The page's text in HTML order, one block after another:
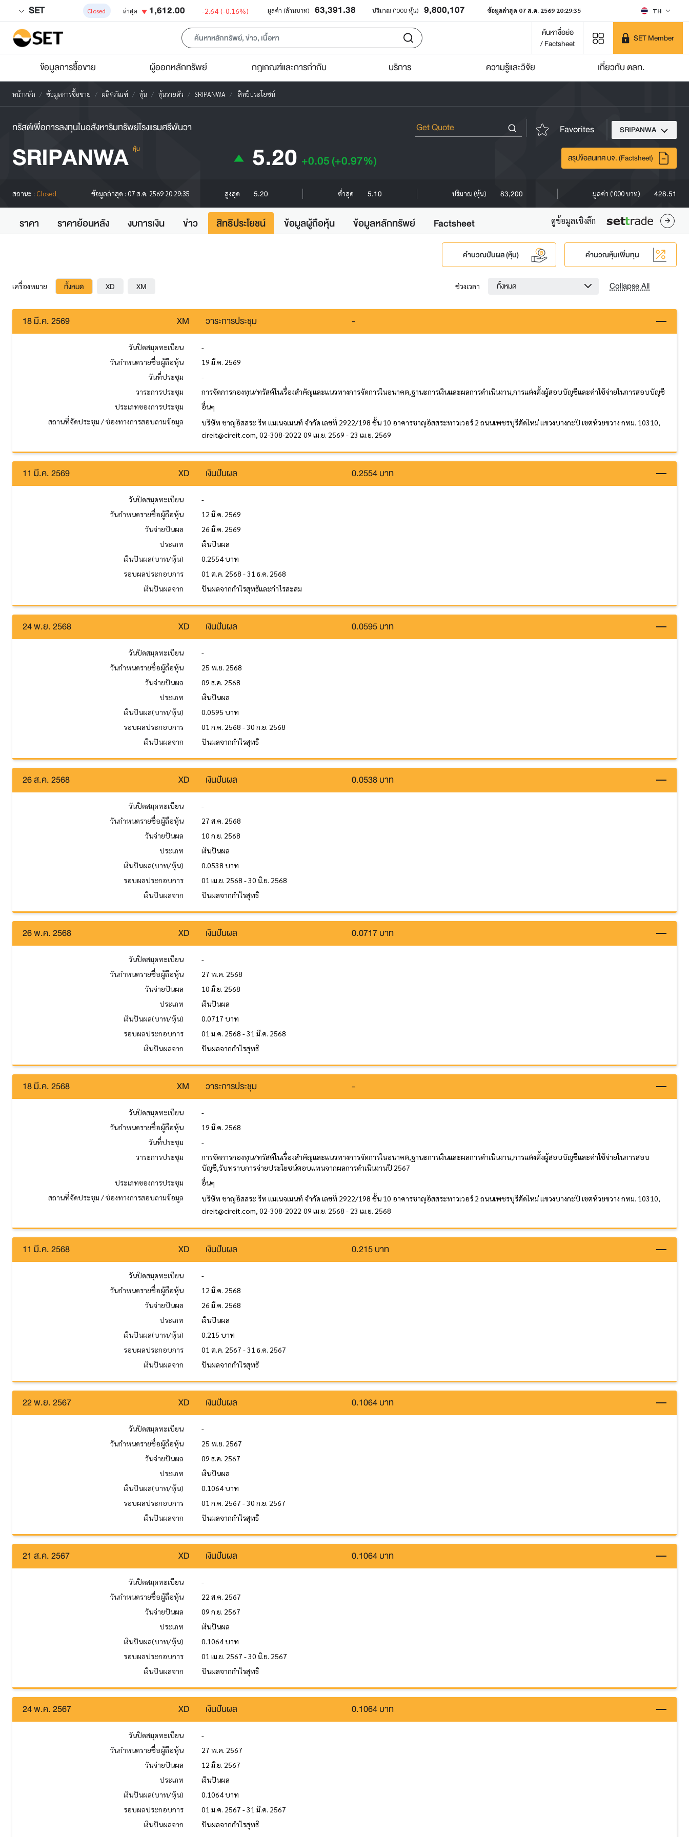
SET Closed ล่าสุด 1,612.00 -2.64 (-0.16%) มูลค่า (ล้านบาท) 63,391.38 ปริมาณ ('000 หุ้น) 9,800,107 ข้อมูลล่าสุด 07 ส.ค. 2569 20:29:35 TH
ค้นหาชื่อย่อ
/ Factsheet
SET Member
ข้อมูลการซื้อขาย ผู้ออกหลักทรัพย์ กฎเกณฑ์และการกำกับ บริการ ความรู้และวิจัย เกี่ยวกับ ตลท.
หน้าหลัก ข้อมูลการซื้อขาย ผลิตภัณฑ์ หุ้น หุ้นรายตัว SRIPANWA สิทธิประโยชน์
ทรัสต์เพื่อการลงทุนในอสังหาริมทรัพย์โรงแรมศรีพันวา Favorites SRIPANWA
SRIPANWA หุ้น 5.20 +0.05(+0.97%) สรุปข้อสนเทศ บจ. (Factsheet)
สถานะ : Closed ข้อมูลล่าสุด : 07 ส.ค. 2569 20:29:35 สูงสุด 5.20 ต่ำสุด 5.10 ปริมาณ (หุ้น) 83,200 มูลค่า ('000 บาท) 428.51
ราคา ราคาย้อนหลัง งบการเงิน ข่าว สิทธิประโยชน์ ข้อมูลผู้ถือหุ้น ข้อมูลหลักทรัพย์ Factsheet ดูข้อมูลเชิงลึก
คำนวณปันผล (หุ้น) คำนวณหุ้นเพิ่มทุน
เครื่องหมาย ทั้งหมด XD XM ช่วงเวลา ทั้งหมด Collapse All
18 มี.ค. 2569 XM วาระการประชุม -
วันปิดสมุดทะเบียน
-
วันกำหนดรายชื่อผู้ถือหุ้น
19 มี.ค. 2569
วันที่ประชุม
-
วาระการประชุม
การจัดการกองทุน/ทรัสต์ในเรื่องสำคัญและแนวทางการจัดการในอนาคต,ฐานะการเงินและผลการดำเนินงาน,การแต่งตั้งผู้สอบบัญชีและค่าใช้จ่ายในการสอบบัญชี
ประเภทของการประชุม
อื่นๆ
สถานที่จัดประชุม / ช่องทางการสอบถามข้อมูล
บริษัท ชาญอิสสระ รีท แมเนจเมนท์ จำกัด เลขที่ 2922/198 ชั้น 10 อาคารชาญอิสสระทาวเวอร์ 2 ถนนเพชรบุรีตัดใหม่ แขวงบางกะปิ เขตห้วยขวาง กทม. 10310,
cireit@cireit.com, 02-308-2022 09 เม.ย. 2569 - 23 เม.ย. 2569
11 มี.ค. 2569 XD เงินปันผล 0.2554 บาท
วันปิดสมุดทะเบียน
-
วันกำหนดรายชื่อผู้ถือหุ้น
12 มี.ค. 2569
วันจ่ายปันผล
26 มี.ค. 2569
ประเภท
เงินปันผล
เงินปันผล(บาท/หุ้น)
0.2554 บาท
รอบผลประกอบการ
01 ต.ค. 2568 - 31 ธ.ค. 2568
เงินปันผลจาก
ปันผลจากกำไรสุทธิและกำไรสะสม
24 พ.ย. 2568 XD เงินปันผล 0.0595 บาท
วันปิดสมุดทะเบียน
-
วันกำหนดรายชื่อผู้ถือหุ้น
25 พ.ย. 2568
วันจ่ายปันผล
09 ธ.ค. 2568
ประเภท
เงินปันผล
เงินปันผล(บาท/หุ้น)
0.0595 บาท
รอบผลประกอบการ
01 ก.ค. 2568 - 30 ก.ย. 2568
เงินปันผลจาก
ปันผลจากกำไรสุทธิ
26 ส.ค. 2568 XD เงินปันผล 0.0538 บาท
วันปิดสมุดทะเบียน
-
วันกำหนดรายชื่อผู้ถือหุ้น
27 ส.ค. 2568
วันจ่ายปันผล
10 ก.ย. 2568
ประเภท
เงินปันผล
เงินปันผล(บาท/หุ้น)
0.0538 บาท
รอบผลประกอบการ
01 เม.ย. 2568 - 30 มิ.ย. 2568
เงินปันผลจาก
ปันผลจากกำไรสุทธิ
26 พ.ค. 2568 XD เงินปันผล 0.0717 บาท
วันปิดสมุดทะเบียน
-
วันกำหนดรายชื่อผู้ถือหุ้น
27 พ.ค. 2568
วันจ่ายปันผล
10 มิ.ย. 2568
ประเภท
เงินปันผล
เงินปันผล(บาท/หุ้น)
0.0717 บาท
รอบผลประกอบการ
01 ม.ค. 2568 - 31 มี.ค. 2568
เงินปันผลจาก
ปันผลจากกำไรสุทธิ
18 มี.ค. 2568 XM วาระการประชุม -
วันปิดสมุดทะเบียน
-
วันกำหนดรายชื่อผู้ถือหุ้น
19 มี.ค. 2568
วันที่ประชุม
-
วาระการประชุม
การจัดการกองทุน/ทรัสต์ในเรื่องสำคัญและแนวทางการจัดการในอนาคต,ฐานะการเงินและผลการดำเนินงาน,การแต่งตั้งผู้สอบบัญชีและค่าใช้จ่ายในการสอบ
บัญชี,รับทราบการจ่ายประโยชน์ตอบแทนจากผลการดำเนินงานปี 2567
ประเภทของการประชุม
อื่นๆ
สถานที่จัดประชุม / ช่องทางการสอบถามข้อมูล
บริษัท ชาญอิสสระ รีท แมเนจเมนท์ จำกัด เลขที่ 2922/198 ชั้น 10 อาคารชาญอิสสระทาวเวอร์ 2 ถนนเพชรบุรีตัดใหม่ แขวงบางกะปิ เขตห้วยขวาง กทม. 10310,
cireit@cireit.com, 02-308-2022 09 เม.ย. 2568 - 23 เม.ย. 2568
11 มี.ค. 2568 XD เงินปันผล 0.215 บาท
วันปิดสมุดทะเบียน
-
วันกำหนดรายชื่อผู้ถือหุ้น
12 มี.ค. 2568
วันจ่ายปันผล
26 มี.ค. 2568
ประเภท
เงินปันผล
เงินปันผล(บาท/หุ้น)
0.215 บาท
รอบผลประกอบการ
01 ต.ค. 2567 - 31 ธ.ค. 2567
เงินปันผลจาก
ปันผลจากกำไรสุทธิ
22 พ.ย. 2567 XD เงินปันผล 0.1064 บาท
วันปิดสมุดทะเบียน
-
วันกำหนดรายชื่อผู้ถือหุ้น
25 พ.ย. 2567
วันจ่ายปันผล
09 ธ.ค. 2567
ประเภท
เงินปันผล
เงินปันผล(บาท/หุ้น)
0.1064 บาท
รอบผลประกอบการ
01 ก.ค. 2567 - 30 ก.ย. 2567
เงินปันผลจาก
ปันผลจากกำไรสุทธิ
21 ส.ค. 2567 XD เงินปันผล 0.1064 บาท
วันปิดสมุดทะเบียน
-
วันกำหนดรายชื่อผู้ถือหุ้น
22 ส.ค. 2567
วันจ่ายปันผล
09 ก.ย. 2567
ประเภท
เงินปันผล
เงินปันผล(บาท/หุ้น)
0.1064 บาท
รอบผลประกอบการ
01 เม.ย. 2567 - 30 มิ.ย. 2567
เงินปันผลจาก
ปันผลจากกำไรสุทธิ
24 พ.ค. 2567 XD เงินปันผล 0.1064 บาท
วันปิดสมุดทะเบียน
-
วันกำหนดรายชื่อผู้ถือหุ้น
27 พ.ค. 2567
วันจ่ายปันผล
12 มิ.ย. 2567
ประเภท
เงินปันผล
เงินปันผล(บาท/หุ้น)
0.1064 บาท
รอบผลประกอบการ
01 ม.ค. 2567 - 31 มี.ค. 2567
เงินปันผลจาก
ปันผลจากกำไรสุทธิ